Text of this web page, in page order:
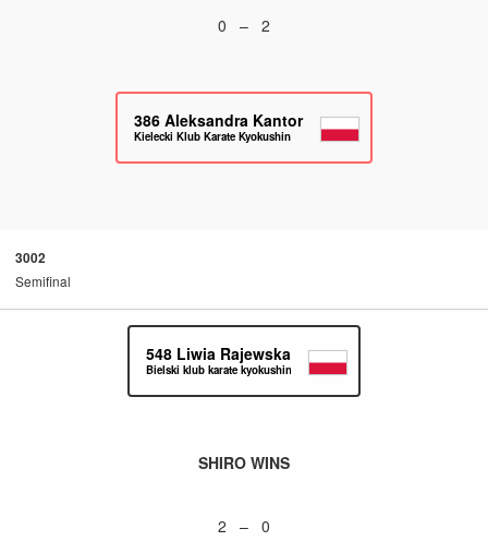
0 – 2
386 Aleksandra Kantor
Kielecki Klub Karate Kyokushin
3002
Semifinal
548 Liwia Rajewska
Bielski klub karate kyokushin
SHIRO WINS
2 – 0